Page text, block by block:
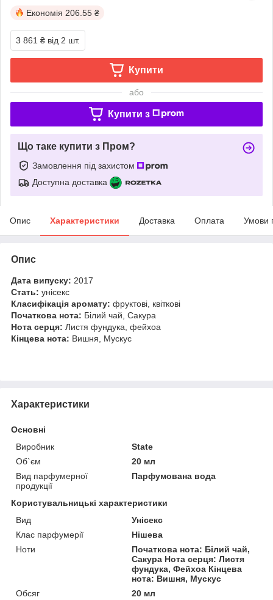
Економія 206.55 ₴
3 861 ₴ від 2 шт.
Купити
або
Купити з
Що таке купити з Пром?
Замовлення під захистом
Доступна доставка
Опис Характеристики Доставка Оплата Умови
Опис
Дата випуску: 2017
Стать: унісекс
Класифікація аромату: фруктові, квіткові
Початкова нота: Білий чай, Сакура
Нота серця: Листя фундука, фейхоа
Кінцева нота: Вишня, Мускус
Характеристики
Основні
Виробник
State
Об`єм
20 мл
Вид парфумерної
продукції
Парфумована вода
Користувальницькі характеристики
Вид
Унісекс
Клас парфумерії
Нішева
Ноти
Початкова нота: Білий чай,
Сакура Нота серця: Листя
фундука, Фейхоа Кінцева
нота: Вишня, Мускус
Обсяг
20 мл